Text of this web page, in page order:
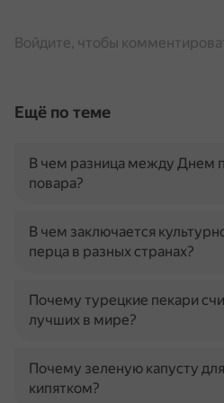
Войдите, чтобы
Ещё по теме
В чем разница между Днем
повара?
В чем заключается
перца в разных странах?
Почему турецкие пекари
лучших в мире?
Почему зеленую капусту
кипятком?